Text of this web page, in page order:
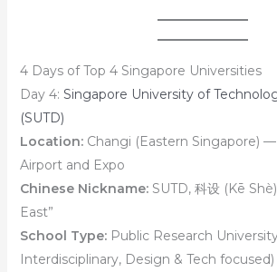
4 Days of Top 4 Singapore Universities
Day 4: Singapore University of
(SUTD)
Location:Changi (Eastern Singapore)
Airport and Expo
Chinese Nickname:SUTD, 科设 (Kē
East”
School Type:Public Research
Interdisciplinary, Design & Tech focused)